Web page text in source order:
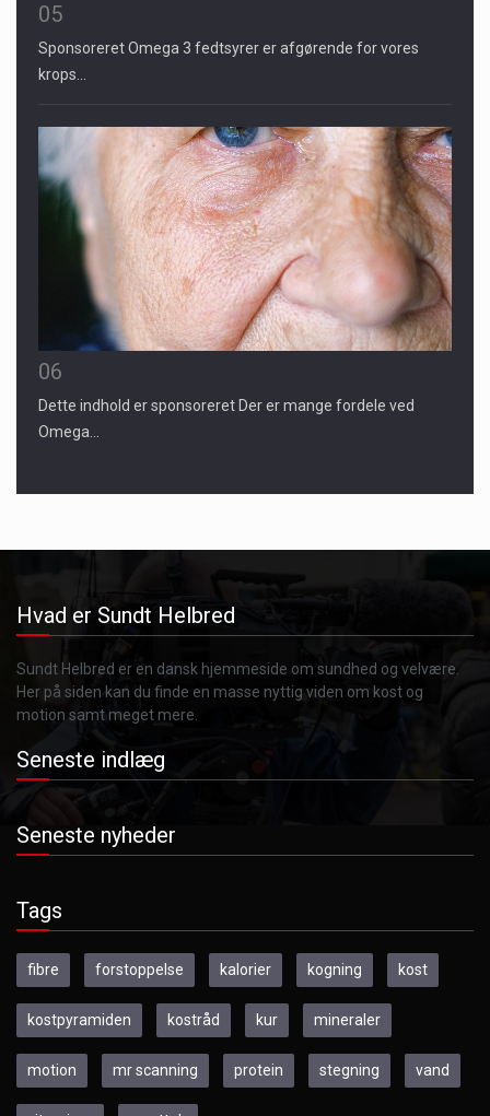
05
Sponsoreret Omega 3 fedtsyrer er afgørende for vores
krops…
06
Dette indhold er sponsoreret Der er mange fordele ved
Omega…
Hvad er Sundt Helbred
Sundt Helbred er en dansk hjemmeside om sundhed og velvære.
Her på siden kan du finde en masse nyttig viden om kost og
motion samt meget mere.
Seneste indlæg
Seneste nyheder
Tags
fibre forstoppelse kalorier kogning kost
kostpyramiden kostråd kur mineraler
motion mr scanning protein stegning vand